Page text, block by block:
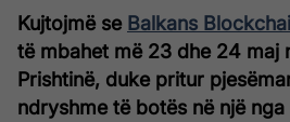
Kujtojmë se Balkans
të mbahet më 23 dhe 24 maj
Prishtinë, duke pritur
ndryshme të botës në një